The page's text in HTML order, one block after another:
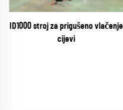
ID1000 stroj za prigušeno vlačenje
cijevi